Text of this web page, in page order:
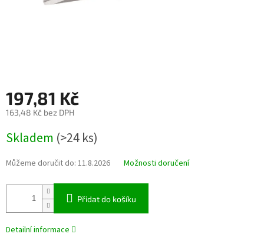
197,81 Kč
163,48 Kč bez DPH
cena:
Skladem (>24 ks)
Můžeme doručit do: 11.8.2026 Možnosti doručení
Přidat do košíku
Detailní informace